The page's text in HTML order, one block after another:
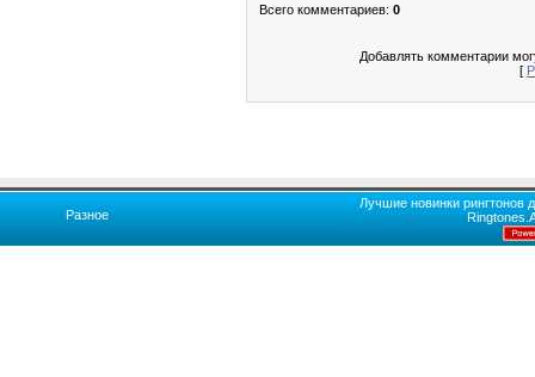
Всего комментариев: 0
Добавлять комментарии
[
Разное
Лучшие новинки рингтонов